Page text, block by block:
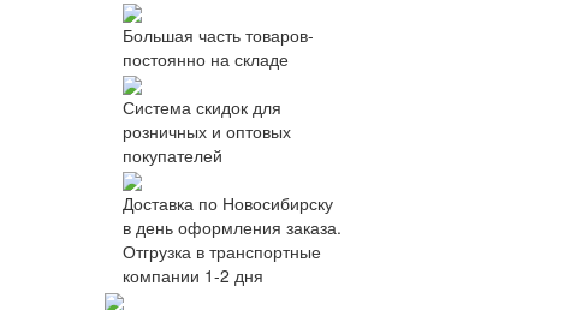
Большая часть товаров-
постоянно на складе
Система скидок для
розничных и оптовых
покупателей
Доставка по Новосибирску
в день оформления заказа.
Отгрузка в транспортные
компании 1-2 дня